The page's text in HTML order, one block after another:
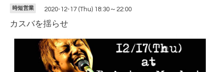
時短営業 2020-12-17 (Thu) 18:30～22:00
カスバを揺らせ